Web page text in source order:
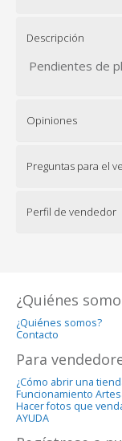
Descripción
Pendientes de
Opiniones
Preguntas para el
Perfil de vendedor
¿Quiénes
¿Quiénes somos?
Contacto
Para
¿Cómo abrir una
Funcionamiento
Hacer fotos que
AYUDA